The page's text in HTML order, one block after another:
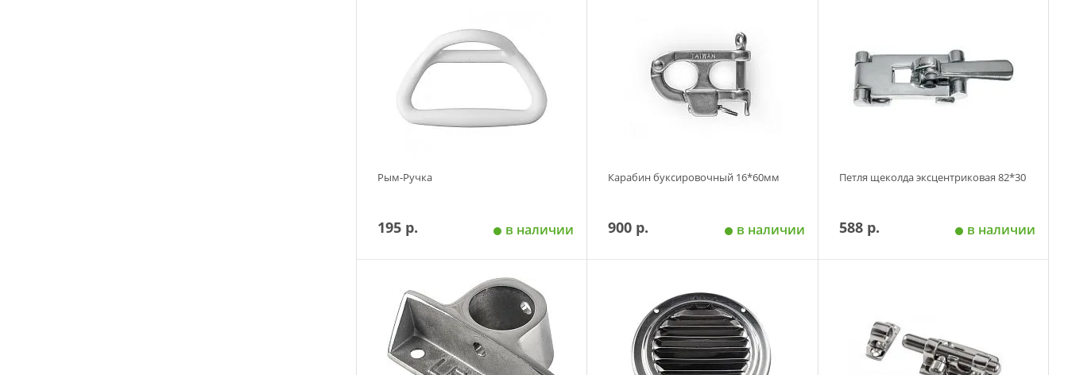
Рым-Ручка
195 р. в наличии
Добавить в корзину
Карабин буксировочный 16*60мм
900 р. в наличии
Петля щеколда эксцентриковая 82*30
588 р. в наличии